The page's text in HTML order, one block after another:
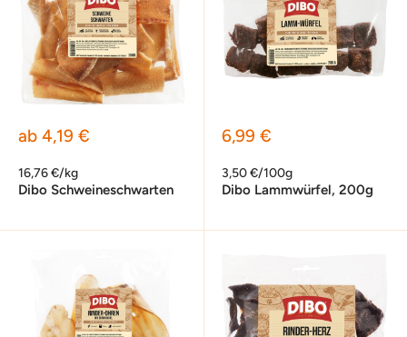
Sonderpreis
ab 4,19 €
16,76 €/kg
Dibo Schweineschwarten
Sonderpreis
6,99 €
3,50 €/100g
Dibo Lammwürfel, 200g